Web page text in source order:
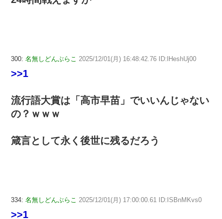
300: 名無しどんぶらこ 2025/12/01(月) 16:48:42.76 ID:lHeshUj00
>>1
流行語大賞は「高市早苗」でいいんじゃない
の？ｗｗｗ
箴言として永く後世に残るだろう
334: 名無しどんぶらこ 2025/12/01(月) 17:00:00.61 ID:ISBnMKvs0
>>1